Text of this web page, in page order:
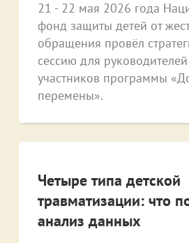
21 - 22 мая 2026 года
фонд защиты детей от
обращения провёл
сессию для
участников программы
перемены».
Четыре типа детской
травматизации: что
анализ данных